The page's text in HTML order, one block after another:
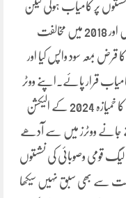
پر کامیاب ہوگی لیکن
جیتنے والوں نے مخالفت کیے جانے کو بھلایا نہیں اور 2018 میں مخالفت
کرنے والے رہنماء کو ٹکٹ ملنے پر اس کا 2013 کا قرض بمعہ سود واپس کیا اور
کامیاب قرار پائے۔اپنے ووٹر
مخالف جماعتوں کو ادھار دینے والے رہنماء کو اس کا خمیازہ 2024 کے الیکشن
جانے ووٹرز میں سے آدھے
لیگ قومی وصوبائی کی نشستوں
سے بھی سبق نہیں سیکھا